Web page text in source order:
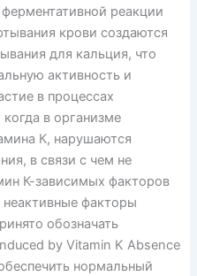
реакции
крови создаются
для кальция, что
активность и
в процессах
в организме
К, нарушаются
в связи с чем не
К-зависимых факторов
факторы
обозначать
by Vitamin K Absence
нормальный